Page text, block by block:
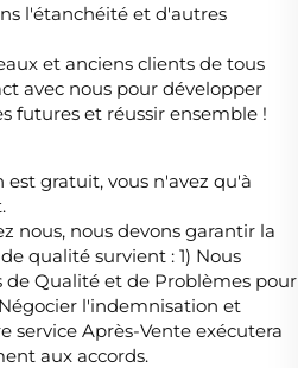
l'étanchéité et d'autres
et anciens clients de tous
avec nous pour développer
futures et réussir ensemble !
est gratuit, vous n'avez qu'à
nous, nous devons garantir la
qualité survient : 1) Nous
de Qualité et de Problèmes pour
l'indemnisation et
service Après-Vente exécutera
aux accords.